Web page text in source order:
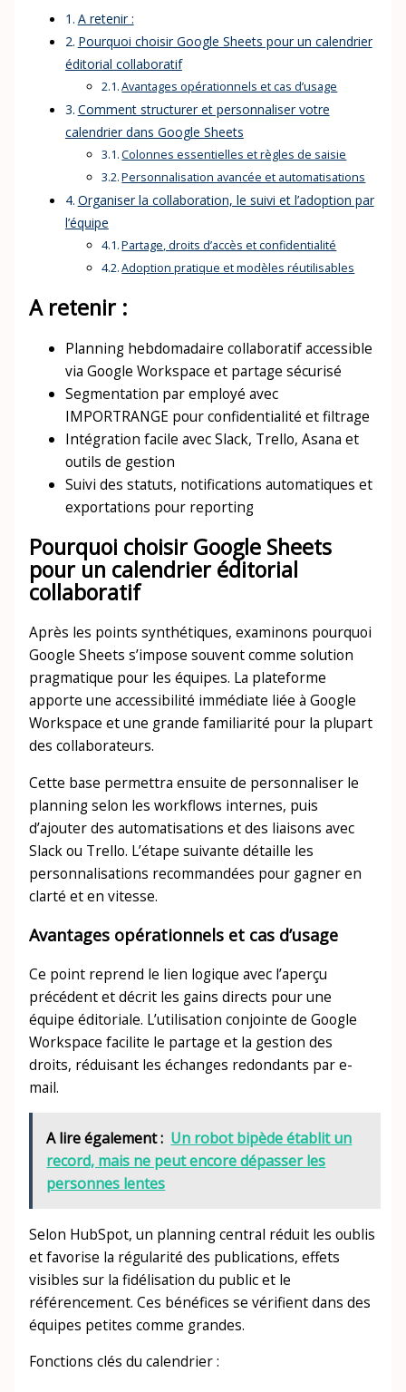
A retenir :
Pourquoi choisir Google Sheets pour un calendrier
éditorial collaboratif
Avantages opérationnels et cas d’usage
Comment structurer et personnaliser votre
calendrier dans Google Sheets
Colonnes essentielles et règles de saisie
Personnalisation avancée et automatisations
Organiser la collaboration, le suivi et l’adoption par
l’équipe
Partage, droits d’accès et confidentialité
Adoption pratique et modèles réutilisables
A retenir :
Planning hebdomadaire collaboratif accessible
via Google Workspace et partage sécurisé
Segmentation par employé avec
IMPORTRANGE pour confidentialité et filtrage
Intégration facile avec Slack, Trello, Asana et
outils de gestion
Suivi des statuts, notifications automatiques et
exportations pour reporting
Pourquoi choisir Google Sheets
pour un calendrier éditorial
collaboratif
Après les points synthétiques, examinons pourquoi
Google Sheets s’impose souvent comme solution
pragmatique pour les équipes. La plateforme
apporte une accessibilité immédiate liée à Google
Workspace et une grande familiarité pour la plupart
des collaborateurs.
Cette base permettra ensuite de personnaliser le
planning selon les workflows internes, puis
d’ajouter des automatisations et des liaisons avec
Slack ou Trello. L’étape suivante détaille les
personnalisations recommandées pour gagner en
clarté et en vitesse.
Avantages opérationnels et cas d’usage
Ce point reprend le lien logique avec l’aperçu
précédent et décrit les gains directs pour une
équipe éditoriale. L’utilisation conjointe de Google
Workspace facilite le partage et la gestion des
droits, réduisant les échanges redondants par e-
mail.
A lire également : Un robot bipède établit un
record, mais ne peut encore dépasser les
personnes lentes
Selon HubSpot, un planning central réduit les oublis
et favorise la régularité des publications, effets
visibles sur la fidélisation du public et le
référencement. Ces bénéfices se vérifient dans des
équipes petites comme grandes.
Fonctions clés du calendrier :